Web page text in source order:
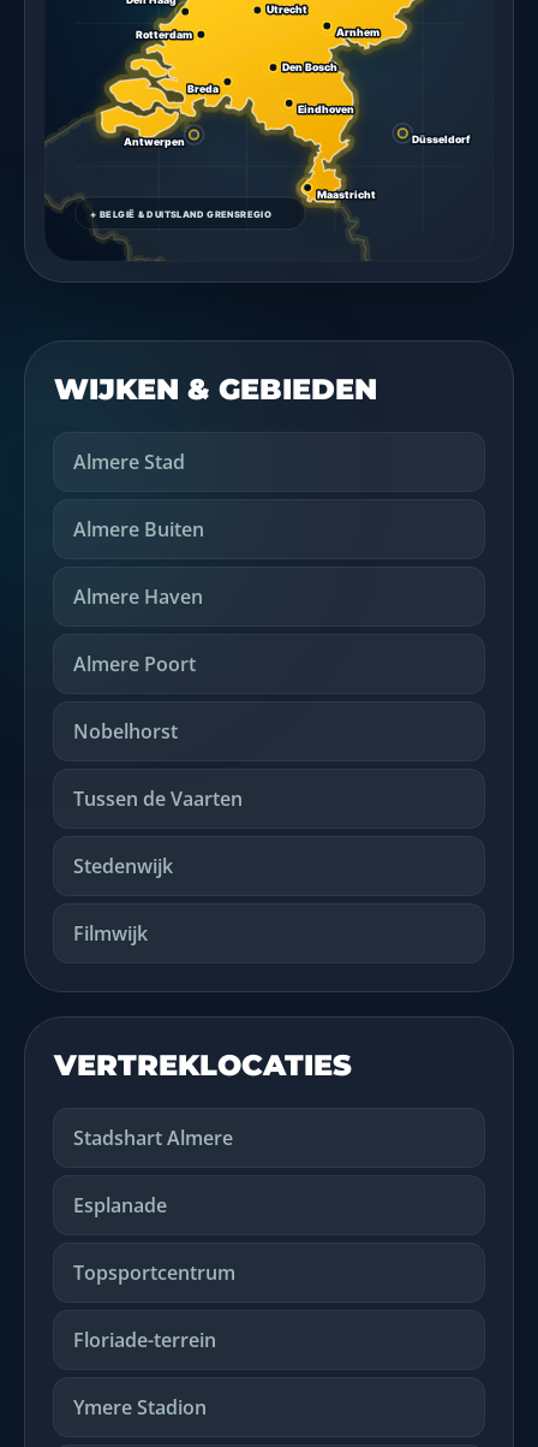
WIJKEN & GEBIEDEN
Almere Stad
Almere Buiten
Almere Haven
Almere Poort
Nobelhorst
Tussen de Vaarten
Stedenwijk
Filmwijk
VERTREKLOCATIES
Stadshart Almere
Esplanade
Topsportcentrum
Floriade-terrein
Ymere Stadion